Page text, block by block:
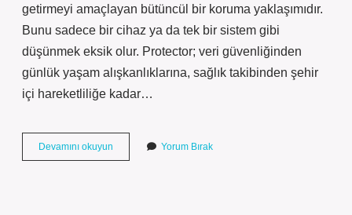
getirmeyi amaçlayan bütüncül bir koruma yaklaşımıdır.
Bunu sadece bir cihaz ya da tek bir sistem gibi
düşünmek eksik olur. Protector; veri güvenliğinden
günlük yaşam alışkanlıklarına, sağlık takibinden şehir
içi hareketliliğe kadar…
Devamını okuyun Protector
nedir
Yorum Bırak